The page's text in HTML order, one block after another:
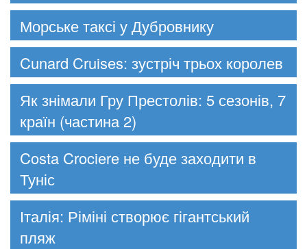
Морське таксі у Дубровнику
Cunard Cruises: зустріч трьох королев
Як знімали Гру Престолів: 5 сезонів, 7
країн (частина 2)
Costa Crociere не буде заходити в
Туніс
Італія: Ріміні створює гігантський
пляж